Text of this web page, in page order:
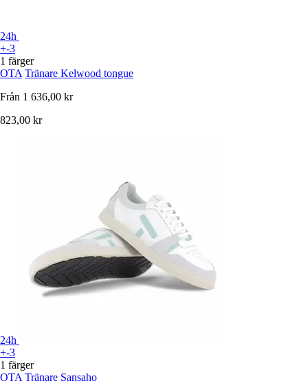
24h
+-3
1 färger
OTA Tränare Kelwood tongue
Från 1 636,00 kr
823,00 kr
24h
+-3
1 färger
OTA Tränare Sansaho